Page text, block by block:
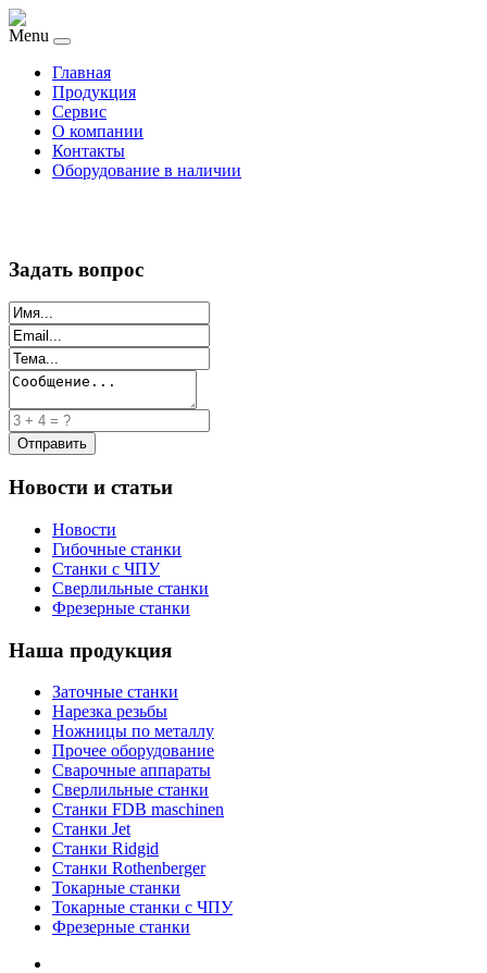
Menu
Главная
Продукция
Сервис
О компании
Контакты
Оборудование в наличии
Задать вопрос
Новости и статьи
Новости
Гибочные станки
Станки с ЧПУ
Сверлильные станки
Фрезерные станки
Наша продукция
Заточные станки
Нарезка резьбы
Ножницы по металлу
Прочее оборудование
Сварочные аппараты
Сверлильные станки
Станки FDB maschinen
Станки Jet
Станки Ridgid
Станки Rothenberger
Токарные станки
Токарные станки с ЧПУ
Фрезерные станки